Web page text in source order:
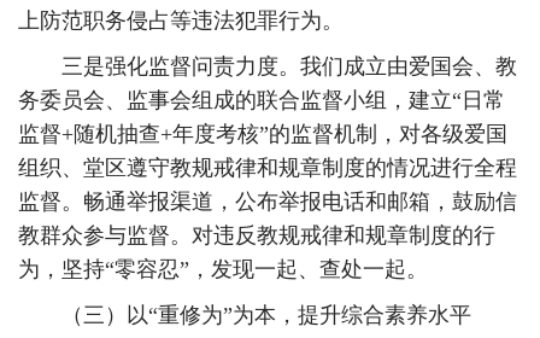
上防范职务侵占等违法犯罪行为。
三是强化监督问责力度。我们成立由爱国会、教
务委员会、监事会组成的联合监督小组，建立“日常
监督+随机抽查+年度考核”的监督机制，对各级爱国
组织、堂区遵守教规戒律和规章制度的情况进行全程
监督。畅通举报渠道，公布举报电话和邮箱，鼓励信
教群众参与监督。对违反教规戒律和规章制度的行
为，坚持“零容忍”，发现一起、查处一起。
（三）以“重修为”为本，提升综合素养水平